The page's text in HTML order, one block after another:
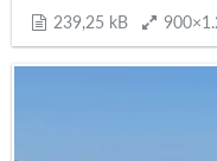
239,25 kB